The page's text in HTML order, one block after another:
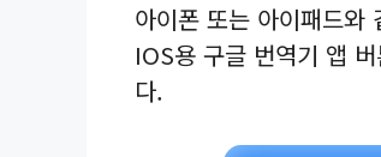
아이폰 또는 아이패드와
IOS용 구글 번역기 앱
다.